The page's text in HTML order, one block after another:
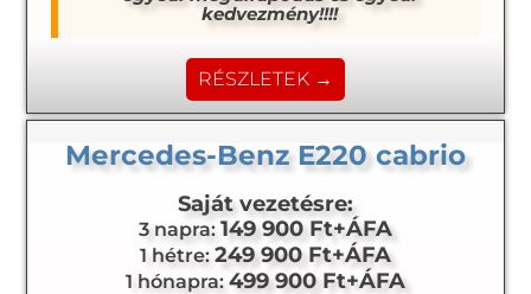
kedvezmény!!!!
RÉSZLETEK →
Mercedes-Benz E220 cabrio
Saját vezetésre:
3 napra: 149 900 Ft+ÁFA
1 hétre: 249 900 Ft+ÁFA
1 hónapra: 499 900 Ft+ÁFA